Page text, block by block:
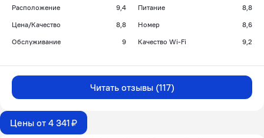
Расположение
9,4 Питание
8,8
Цена/Качество
8,8 Номер
8,6
Обслуживание
9 Качество Wi-Fi 9,2
Читать отзывы (117)
Цены от 4 341 ₽